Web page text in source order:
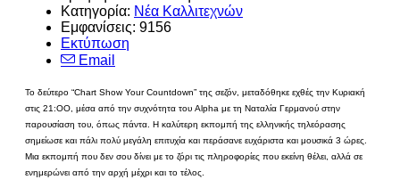
Κατηγορία: Νέα Καλλιτεχνών
Εμφανίσεις: 9156
Εκτύπωση
Email
Το δεύτερο “Chart Show Your Countdown” της σεζόν, μεταδόθηκε εχθές την Κυριακή
στις 21:ΟΟ, μέσα από την συχνότητα του Alpha με τη Ναταλία Γερμανού στην
παρουσίαση του, όπως πάντα. Η καλύτερη εκπομπή της ελληνικής τηλεόρασης
σημείωσε και πάλι πολύ μεγάλη επιτυχία και περάσανε ευχάριστα και μουσικά 3 ώρες.
Μια εκπομπή που δεν σου δίνει με το ζόρι τις πληροφορίες που εκείνη θέλει, αλλά σε
ενημερώνει από την αρχή μέχρι και το τέλος.